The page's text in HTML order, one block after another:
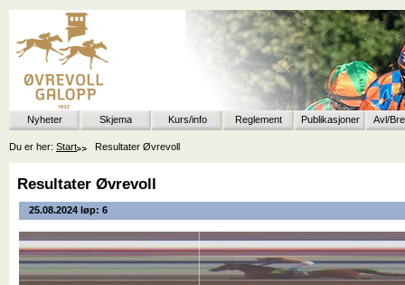
Nyheter Skjema Kurs/info Reglement Publikasjoner Avl/
Du er her: Start Resultater Øvrevoll
Resultater Øvrevoll
25.08.2024 løp: 6